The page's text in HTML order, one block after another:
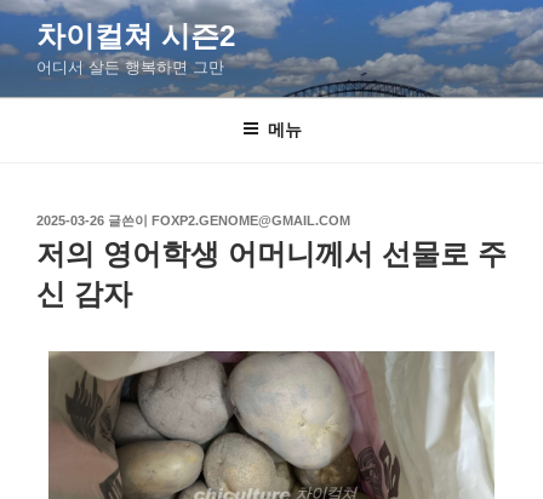
차이컬쳐 시즌2
어디서 살든 행복하면 그만
메뉴
2025-03-26 글쓴이 FOXP2.GENOME@GMAIL.COM
저의 영어학생 어머니께서 선물로 주
신 감자